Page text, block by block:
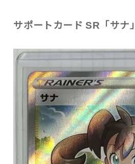
サポートカード SR「サナ」